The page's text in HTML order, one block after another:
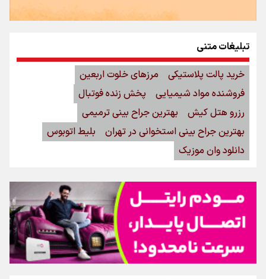
تبلیغات متنی
خرید پالت پلاستیکی
مرزهای خلوت اربعین
فروشنده مواد شیمیایی
پخش زنده فوتبال
رزرو هتل کیش
بهترین جراح بینی ترمیمی
بهترین جراح بینی استخوانی در تهران
بلیط اتوبوس
دانلود وان موزیک